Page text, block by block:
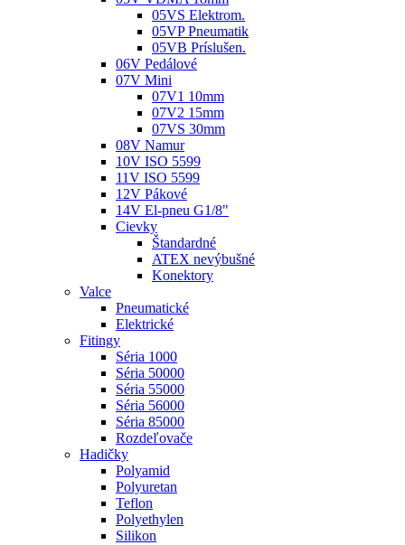
05VS Elektrom.
05VP Pneumatik
05VB Príslušen.
06V Pedálové
07V Mini
07V1 10mm
07V2 15mm
07VS 30mm
08V Namur
10V ISO 5599
11V ISO 5599
12V Pákové
14V El-pneu G1/8"
Cievky
Štandardné
ATEX nevýbušné
Konektory
Valce
Pneumatické
Elektrické
Fitingy
Séria 1000
Séria 50000
Séria 55000
Séria 56000
Séria 85000
Rozdeľovače
Hadičky
Polyamid
Polyuretan
Teflon
Polyethylen
Silikon